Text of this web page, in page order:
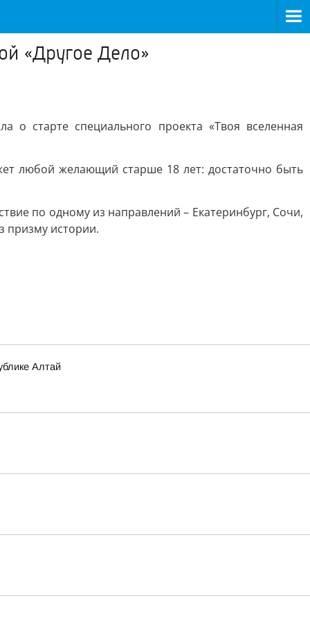
«Другое Дело»
о старте специального проекта «Твоя вселенная
любой желающий старше 18 лет: достаточно быть
по одному из направлений – Екатеринбург, Сочи,
призму истории.
Алтай